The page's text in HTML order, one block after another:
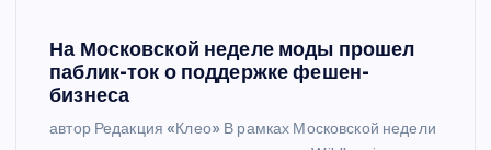
На Московской неделе моды прошел
паблик-ток о поддержке фешен-
бизнеса
автор Редакция «Клео» В рамках Московской недели